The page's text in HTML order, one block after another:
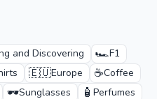
and Discovering 🏎️F1
🇪🇺Europe ☕Coffee
🕶️Sunglasses 🧴 Perfumes